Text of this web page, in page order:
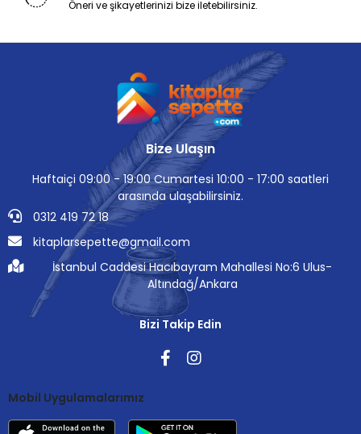
Öneri ve şikayetlerinizi bize iletebilirsiniz.
Bize Ulaşın
Haftaiçi 09:00 - 19:00 Cumartesi 10:00 - 17:00 saatleri
arasında ulaşabilirsiniz.
0312 419 72 18
kitaplarsepette@gmail.com
İstanbul Caddesi Hacıbayram Mahallesi No:6 Ulus-
Altındağ/Ankara
Bizi Takip Edin
Mobil Uygulamalarımız